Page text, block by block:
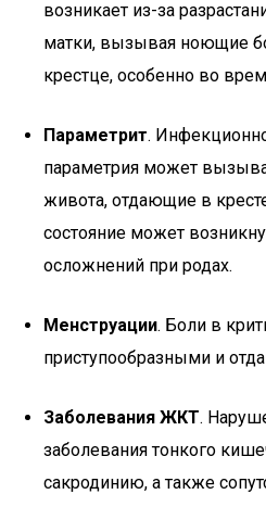
возникает из-за
матки, вызывая ноющие
крестце, особенно во
Параметрит.
параметрия может
живота, отдающие в
состояние может
осложнений при родах.
Менструации. Боли в
приступообразными и
Заболевания ЖКТ.
заболевания тонкого
сакродинию, а также